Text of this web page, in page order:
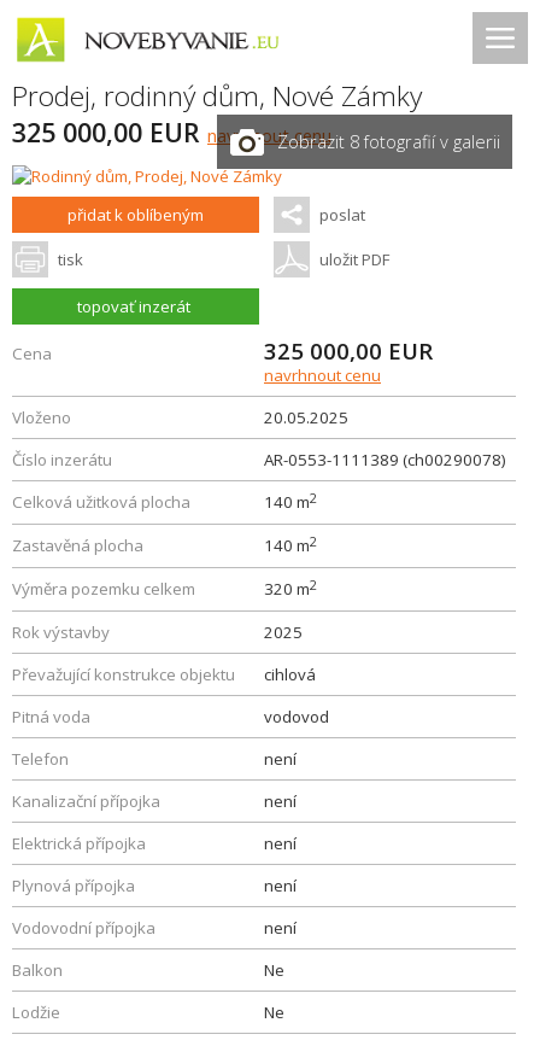
Prodej, rodinný dům, Nové Zámky
325 000,00 EUR navrhnout cenuZobrazit 8 fotografií v galerii
přidat k oblíbeným poslat
tisk uložit PDF
topovať inzerát
Cena 325 000,00 EUR
navrhnout cenu
Vloženo
20.05.2025
Číslo inzerátu
AR-0553-1111389 (ch00290078)
Celková užitková plocha
140 m2
Zastavěná plocha 140 m2
Výměra pozemku celkem 320 m2
Rok výstavby
2025
Převažující konstrukce objektu
cihlová
Pitná voda
vodovod
Telefon
není
Kanalizační přípojka
není
Elektrická přípojka
není
Plynová přípojka
není
Vodovodní přípojka
není
Balkon
Ne
Lodžie
Ne